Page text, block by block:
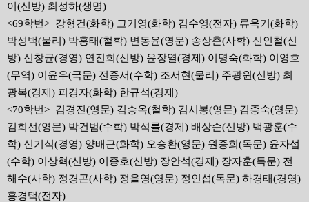
이(신방) 최성하(생명)
<69학번> 강형건(화학) 고기영(화학) 김수영(전자) 류욱기(화학)
박성백(물리) 박홍태(철학) 변동윤(영문) 송상춘(사학) 신인철(신
방) 신창균(경영) 연진희(신방) 윤장열(경제) 이명숙(화학) 이영호
(무역) 이윤우(국문) 전종서(수학) 조서현(물리) 주광원(신방) 최
광복(경제) 피경자(화학) 한규석(경제)
<70학번> 김경진(영문) 김승옥(철학) 김시봉(영문) 김종숙(영문)
김희선(영문) 박건범(수학) 박석률(경제) 배상순(신방) 백광훈(수
학) 신기식(경영) 양배근(화학) 오승환(영문) 원종희(독문) 윤자섭
(수학) 이상혁(신방) 이종호(신방) 장안석(경제) 장자훈(독문) 전
해수(사학) 정경곤(사학) 정을영(영문) 정인섭(독문) 하경태(경영)
홍경택(전자)